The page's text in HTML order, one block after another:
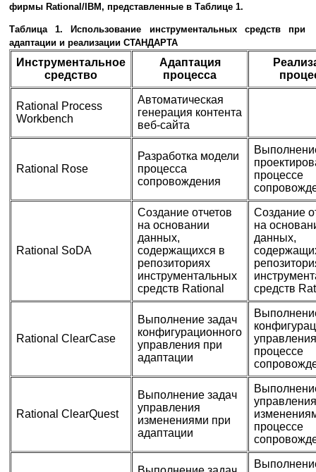
фирмы Rational/IBM, представленные в Таблице 1.
Таблица 1. Использование инструментальных средств при
адаптации и реализации СТАНДАРТА
Инструментальное
средство
Адаптация
процесса
Rational Process
Workbench
Автоматическая
генерация контента
веб-сайта
Rational Rose
Разработка модели
процесса
сопровождения
процессе
Rational SoDA
Создание отчетов
на основании
данных,
содержащихся в
репозиториях
инструментальных
средств Rational
Создание
на
данных,
средств
Rational ClearCase
Выполнение задач
конфигурационного
управления при
адаптации
процессе
Rational ClearQuest
Выполнение задач
управления
изменениями при
адаптации
управления
процессе